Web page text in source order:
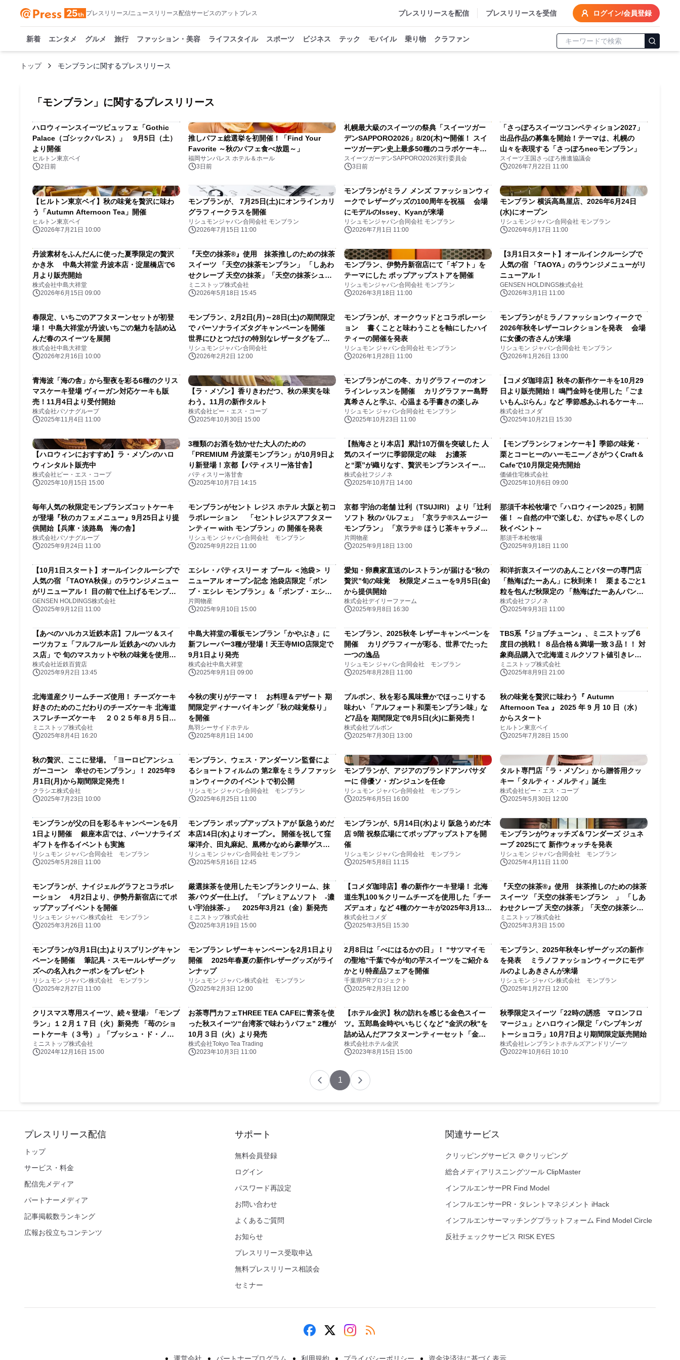
プレスリリース/ニュースリリース配信サービスのアットプレス プレスリリースを配信 プレスリリースを受信 ログイン/会員登録
新着 エンタメ グルメ 旅行 ファッション・美容 ライフスタイル スポーツ ビジネス テック モバイル 乗り物 クラファン
トップ モンブランに関するプレスリリース
「 モンブラン 」に関するプレスリリース
ハロウィーンスイーツビュッフェ「Gothic
Palace（ゴシックパレス）」 9月5日（土）
より開催
ヒルトン東京ベイ
2日前
推しパフェ総選挙を初開催！「Find Your
Favorite ～秋のパフェ食べ放題～」
福岡サンパレス ホテル＆ホール
3日前
札幌最大級のスイーツの祭典「スイーツガー
デンSAPPORO2026」8/20(木)〜開催！ スイ
ーツガーデン史上最多50種のコラボケーキが
集結／前日8/19(水)メディア試食会も初開催
スイーツガーデンSAPPORO2026実行委員会
3日前
「さっぽろスイーツコンペティション2027」
出品作品の募集を開始！テーマは、札幌の
山々を表現する「さっぽろneoモンブラン」
スイーツ王国さっぽろ推進協議会
2026年7月22日 11:00
【ヒルトン東京ベイ】秋の味覚を贅沢に味わ
う「Autumn Afternoon Tea」開催
ヒルトン東京ベイ
2026年7月21日 10:00
モンブランが、 7月25日(土)にオンラインカリ
グラフィークラスを開催
リシュモンジャパン合同会社 モンブラン
2026年7月15日 11:00
モンブランがミラノ メンズ ファッションウィ
ークで レザーグッズの100周年を祝福 会場
にモデルのIssey、Kyanが来場
リシュモンジャパン合同会社 モンブラン
2026年7月1日 11:00
モンブラン 横浜高島屋店、2026年6月24日
(水)にオープン
リシュモンジャパン合同会社 モンブラン
2026年6月17日 11:00
丹波素材をふんだんに使った夏季限定の贅沢
かき氷 中島大祥堂 丹波本店・淀屋橋店で6
月より販売開始
株式会社中島大祥堂
2026年6月15日 09:00
『天空の抹茶®』使用 抹茶推しのための抹茶
スイーツ 「天空の抹茶モンブラン」 「しあわ
せクレープ 天空の抹茶」「天空の抹茶シュー
クリーム」
ミニストップ株式会社
2026年5月18日 15:45
モンブラン、伊勢丹新宿店にて「ギフト」を
テーマにした ポップアップストアを開催
リシュモンジャパン合同会社 モンブラン
2026年3月18日 11:00
【3月1日スタート】オールインクルーシブで
人気の宿 「TAOYA」のラウンジメニューがリ
ニューアル！
GENSEN HOLDINGS株式会社
2026年3月1日 11:00
春限定、いちごのアフタヌーンセットが初登
場！ 中島大祥堂が丹波いちごの魅力を詰め込
んだ春のスイーツを展開
株式会社中島大祥堂
2026年2月16日 10:00
モンブラン、2月2日(月)～28日(土)の期間限定
で パーソナライズタグキャンペーンを開催
世界にひとつだけの特別なレザータグをプレ
ゼント
リシュモンジャパン合同会社
2026年2月2日 12:00
モンブランが、オークウッドとコラボレーシ
ョン 書くことと味わうことを軸にしたハイ
ティーの開催を発表
リシュモン ジャパン合同会社 モンブラン
2026年1月28日 11:00
モンブランがミラノファッションウィークで
2026年秋冬レザーコレクションを発表 会場
に女優の杏さんが来場
リシュモン ジャパン合同会社 モンブラン
2026年1月26日 13:00
青海波「海の舎」から聖夜を彩る6種のクリス
マスケーキ登場 ヴィーガン対応ケーキも販
売！11月4日より受付開始
株式会社パソナグループ
2025年11月4日 11:00
【ラ・メゾン】香りきわだつ、秋の果実を味
わう。11月の新作タルト
株式会社ピー・エス・コープ
2025年10月30日 15:00
モンブランがこの冬、カリグラフィーのオン
ラインレッスンを開催 カリグラファー島野
真希さんと学ぶ、心温まる手書きの楽しみ
リシュモン ジャパン合同会社 モンブラン
2025年10月23日 11:00
【コメダ珈琲店】秋冬の新作ケーキを10月29
日より販売開始！ 鳴門金時を使用した「ごま
いもんぶらん」など 季節感あふれるケーキが
勢揃い！
株式会社コメダ
2025年10月21日 15:30
【ハロウィンにおすすめ】ラ・メゾンのハロ
ウィンタルト販売中
株式会社ピー・エス・コープ
2025年10月15日 15:00
3種類のお酒を効かせた大人のための
「PREMIUM 丹波栗モンブラン」が10月9日よ
り新登場！京都【パティスリー洛甘舎】
パティスリー洛甘舎
2025年10月7日 14:15
【熱海さとり本店】累計10万個を突破した 人
気のスイーツに季節限定の味 お濃茶
と“栗”が織りなす、贅沢モンブランスイーツ
新登場！ 秋季限定「秋栗モンブランクレー
プ」が10月16日(木)より発売
株式会社フジノネ
2025年10月7日 14:00
【モンブランシフォンケーキ】季節の味覚・
栗とコーヒーのハーモニー／さがつくCraft＆
Cafeで10月限定発売開始
価値住宅株式会社
2025年10月6日 09:00
毎年人気の秋限定モンブランズコットケーキ
が登場『秋のカフェメニュー』9月25日より提
供開始【兵庫・淡路島 海の舎】
株式会社パソナグループ
2025年9月24日 11:00
モンブランがセント レジス ホテル 大阪と初コ
ラボレーション 「セントレジスアフタヌー
ンティー with モンブラン」の 開催を発表
リシュモン ジャパン合同会社 モンブラン
2025年9月22日 11:00
京都 宇治の老舗 辻利（TSUJIRI） より「辻利
ソフト 秋のパルフェ」 「京ラテ®スムージー
モンブラン」 「京ラテ® ほうじ茶キャラメル
クリーム」 2025年10月1日（水）～11月30日
（日）期間限定販売
片岡物産
2025年9月18日 13:00
那須千本松牧場で「ハロウィーン2025」初開
催！ ～自然の中で楽しむ、かぼちゃ尽くしの
秋イベント～
那須千本松牧場
2025年9月18日 11:00
【10月1日スタート】オールインクルーシブで
人気の宿 「TAOYA秋保」のラウンジメニュー
がリニューアル！ 目の前で仕上げるモンブラ
ンやフルーツなど17種のメニューを追加
GENSEN HOLDINGS株式会社
2025年9月12日 11:00
エシレ・パティスリー オ ブール ＜池袋＞ リ
ニューアル オープン記念 池袋店限定「ボン
ブ・エシレ モンブラン」＆「ボンブ・エシレ
ピスターシュ」 2025年9月25日（木）新発
売
片岡物産
2025年9月10日 15:00
愛知・卵農家直送のレストランが届ける“秋の
贅沢”旬の味覚 秋限定メニューを9月5日(金)
から提供開始
株式会社デイリーファーム
2025年9月8日 16:30
和洋折衷スイーツのあんことバターの専門店
「熱海ばたーあん」に秋到来！ 栗まるごと1
粒を包んだ秋限定の 「熱海ばたーあんパン」
が9/6(土)に発売
株式会社フジノネ
2025年9月3日 11:00
【あべのハルカス近鉄本店】フルーツ＆スイ
ーツカフェ「フルフルール 近鉄あべのハルカ
ス店」で 旬のマスカットや秋の味覚を使用し
たスイーツが９月１日(月)からスタート
株式会社近鉄百貨店
2025年9月2日 13:45
中島大祥堂の看板モンブラン「かやぶき」に
新フレーバー3種が登場！天王寺MIO店限定で
9月1日より発売
株式会社中島大祥堂
2025年9月1日 09:00
モンブラン、2025秋冬 レザーキャンペーンを
開催 カリグラフィーが彩る、世界でたった
一つの逸品
リシュモン ジャパン合同会社 モンブラン
2025年8月28日 11:00
TBS系『ジョブチューン』、ミニストップ６
度目の挑戦！ ８品合格＆満場一致３品！！ 対
象商品購入で北海道ミルクソフト値引きレシ
ートクーポン、対象商品購入でミニストップ
アプリくじ企画 ８月９日（土）～開始！！
ミニストップ株式会社
2025年8月9日 21:00
北海道産クリームチーズ使用！ チーズケーキ
好きのためのこだわりのチーズケーキ 北海道
スフレチーズケーキ ２０２５年８月５日
（火） 新発売！
ミニストップ株式会社
2025年8月4日 16:20
今秋の実りがテーマ！ お料理＆デザート 期
間限定ディナーバイキング「秋の味覚祭り」
を開催
鳥羽シーサイドホテル
2025年8月1日 14:00
ブルボン、秋を彩る風味豊かでほっこりする
味わい 「アルフォート和栗モンブラン味」な
ど7品を 期間限定で8月5日(火)に新発売！
株式会社ブルボン
2025年7月30日 13:00
秋の味覚を贅沢に味わう『 Autumn
Afternoon Tea 』 2025 年 9 月 10 日（水）
からスタート
ヒルトン東京ベイ
2025年7月28日 15:00
秋の贅沢、ここに登場。「ヨーロピアンシュ
ガーコーン 幸せのモンブラン」！ 2025年9
月1日(月)から期間限定発売！
クラシエ株式会社
2025年7月23日 10:00
モンブラン、ウェス・アンダーソン監督によ
るショートフィルムの 第2章をミラノファッシ
ョンウィークのイベントで初公開
リシュモン ジャパン合同会社 モンブラン
2025年6月25日 11:00
モンブランが、アジアのブランドアンバサダ
ーに 俳優ソ・ガンジュンを任命
リシュモン ジャパン合同会社 モンブラン
2025年6月5日 16:00
タルト専門店「ラ・メゾン」から贈答用クッ
キー「タルティ・メルティ」誕生
株式会社ピー・エス・コープ
2025年5月30日 12:00
モンブランが父の日を彩るキャンペーンを6月
1日より開催 銀座本店では、パーソナライズ
ギフトを作るイベントも実施
リシュモン ジャパン合同会社 モンブラン
2025年5月28日 11:00
モンブラン ポップアップストアが 阪急うめだ
本店14日(水)よりオープン。 開催を祝して窪
塚洋介、田丸麻紀、凰稀かなめら豪華ゲスト
が来場！
リシュモン ジャパン合同会社 モンブラン
2025年5月16日 12:45
モンブランが、5月14日(水)より 阪急うめだ本
店 9階 祝祭広場にてポップアップストアを開
催
リシュモン ジャパン合同会社 モンブラン
2025年5月8日 11:15
モンブランがウォッチズ＆ワンダーズ ジュネ
ーブ 2025にて 新作ウォッチを発表
リシュモン ジャパン合同会社 モンブラン
2025年4月11日 11:00
モンブランが、ナイジェルグラフとコラボレ
ーション 4月2日より、伊勢丹新宿店にてポ
ップアップイベントを開催
リシュモン ジャパン株式会社 モンブラン
2025年3月26日 11:00
厳選抹茶を使用したモンブランクリーム、抹
茶パウダー仕上げ。 「プレミアムソフト ‐濃
い宇治抹茶‐」 2025年3月21（金）新発売
ミニストップ株式会社
2025年3月19日 15:00
【コメダ珈琲店】春の新作ケーキ登場！ 北海
道生乳100％クリームチーズを使用した「チー
ズデュオ」など 4種のケーキが2025年3月13日
(木)より販売開始
株式会社コメダ
2025年3月5日 15:30
『天空の抹茶®』使用 抹茶推しのための抹茶
スイーツ 「天空の抹茶モンブラン 」 「しあ
わせクレープ 天空の抹茶」「天空の抹茶シュ
ークリーム」 2025年3月4日（火）より発売
ミニストップ株式会社
2025年3月3日 15:00
モンブランが3月1日(土)よりスプリングキャン
ペーンを開催 筆記具・スモールレザーグッ
ズへの名入れクーポンをプレゼント
リシュモン ジャパン株式会社 モンブラン
2025年2月27日 11:00
モンブラン レザーキャンペーンを2月1日より
開催 2025年春夏の新作レザーグッズがライ
ンナップ
リシュモン ジャパン株式会社 モンブラン
2025年2月3日 12:00
2月8日は「べにはるかの日」！ “サツマイモ
の聖地”千葉で今が旬の芋スイーツをご紹介＆
かとり特産品フェアを開催
千葉県PRプロジェクト
2025年2月3日 12:00
モンブラン、2025年秋冬レザーグッズの新作
を発表 ミラノファッションウィークにモデ
ルのよしあきさんが来場
リシュモン ジャパン株式会社 モンブラン
2025年1月27日 12:00
クリスマス専用スイーツ、続々登場♪ 「モンブ
ラン」１２月１７日（火）新発売 「苺のショ
ートケーキ（３号）」「ブッシュ・ド・ノエ
ル」
ミニストップ株式会社
2024年12月16日 15:00
お茶専門カフェTHREE TEA CAFEに青茶を使
った秋スイーツ“台湾茶で味わうパフェ” 2種が
10月３日（火）より発売
株式会社Tokyo Tea Trading
2023年10月3日 11:00
【ホテル金沢】秋の訪れを感じる金色スイー
ツ。五郎島金時やいちじくなど "金沢の秋"を
詰め込んだアフタヌーンティーセット「金
鼓」〈KONKU〉の提供を開始
株式会社ホテル金沢
2023年8月15日 15:00
秋季限定スイーツ「22時の誘惑 マロンフロ
マージュ」とハロウィン限定「パンプキンガ
トーショコラ」10月7日より期間限定販売開始
株式会社レンブラントホテルズアンドリゾーツ
2022年10月6日 10:10
1
プレスリリース配信
トップ
サービス・料金
配信先メディア
パートナーメディア
記事掲載数ランキング
広報お役立ちコンテンツ
サポート
無料会員登録
ログイン
パスワード再設定
お問い合わせ
よくあるご質問
お知らせ
プレスリリース受取申込
無料プレスリリース相談会
セミナー
関連サービス
クリッピングサービス ＠クリッピング
総合メディアリスニングツール ClipMaster
インフルエンサーPR Find Model
インフルエンサーPR・タレントマネジメント iHack
インフルエンサーマッチングプラットフォーム Find Model Circle
反社チェックサービス RISK EYES